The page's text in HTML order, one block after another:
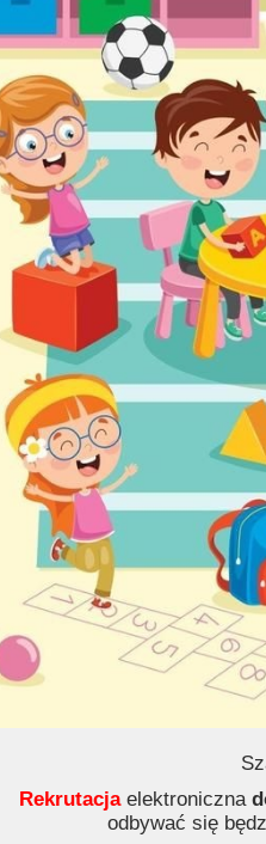
Rekrutacja elektroniczna
odbywać się